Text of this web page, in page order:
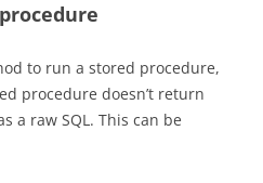
to run a stored procedure,
procedure doesn’t return
a raw SQL. This can be